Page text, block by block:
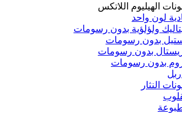
الهيليوم اللاتكس
لون واحد
ولؤلؤية بدون رسومات
بدون رسومات
بدون رسومات
بدون رسومات
النثار